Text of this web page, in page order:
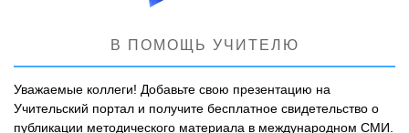
В ПОМОЩЬ УЧИТЕЛЮ
Уважаемые коллеги! Добавьте свою презентацию на
Учительский портал и получите бесплатное свидетельство о
публикации методического материала в международном СМИ.